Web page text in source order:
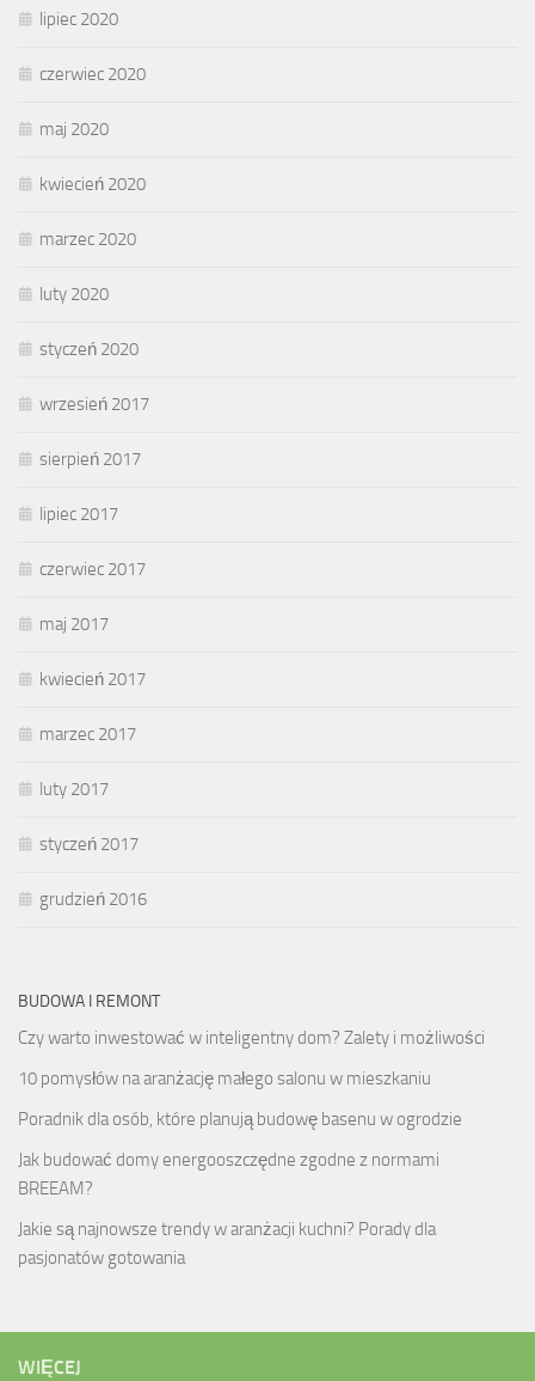
lipiec 2020
czerwiec 2020
maj 2020
kwiecień 2020
marzec 2020
luty 2020
styczeń 2020
wrzesień 2017
sierpień 2017
lipiec 2017
czerwiec 2017
maj 2017
kwiecień 2017
marzec 2017
luty 2017
styczeń 2017
grudzień 2016
BUDOWA I REMONT
Czy warto inwestować w inteligentny dom? Zalety i możliwości
10 pomysłów na aranżację małego salonu w mieszkaniu
Poradnik dla osób, które planują budowę basenu w ogrodzie
Jak budować domy energooszczędne zgodne z normami
BREEAM?
Jakie są najnowsze trendy w aranżacji kuchni? Porady dla
pasjonatów gotowania
WIĘCEJ